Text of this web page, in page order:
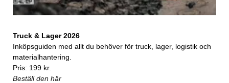
Truck & Lager 2026
Inköpsguiden med allt du behöver för truck, lager, logistik och
materialhantering.
Pris: 199 kr.
Beställ den här